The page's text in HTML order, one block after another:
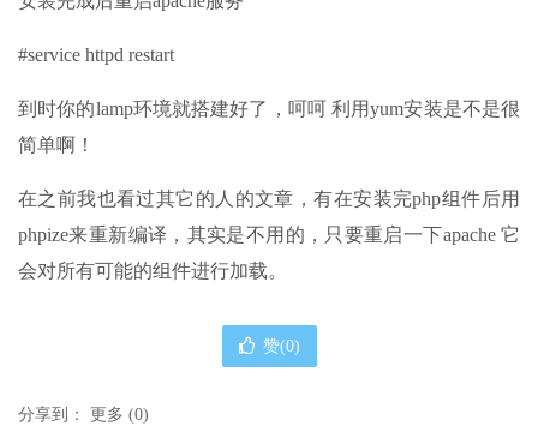
#service httpd restart
到时你的lamp环境就搭建好了，呵呵 利用yum安装是不是很
简单啊！
在之前我也看过其它的人的文章，有在安装完php组件后用
phpize来重新编译，其实是不用的，只要重启一下apache 它
会对所有可能的组件进行加载。
赞(0)
分享到： 更多 (0)